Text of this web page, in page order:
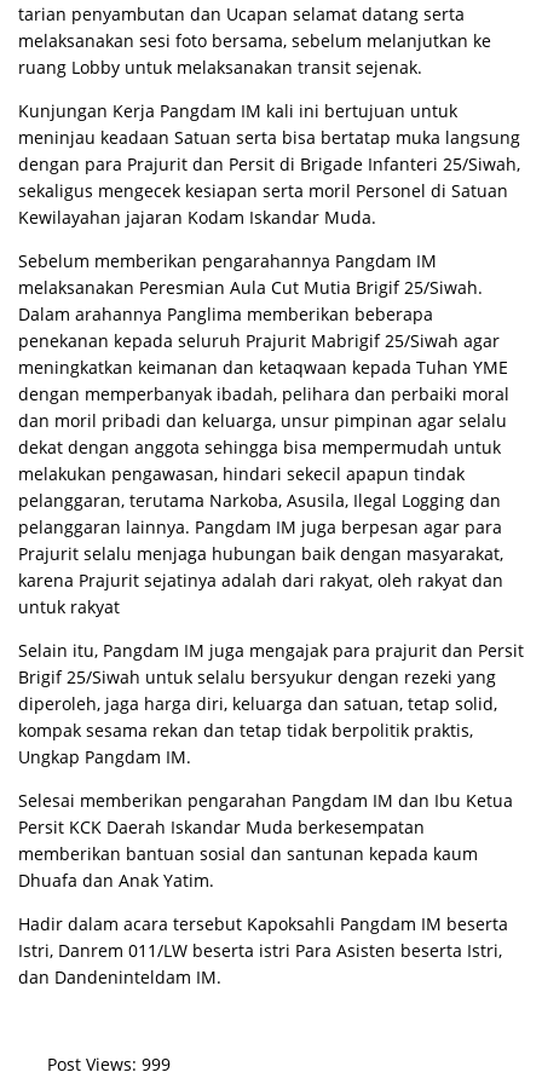
tarian penyambutan dan Ucapan selamat datang serta
melaksanakan sesi foto bersama, sebelum melanjutkan ke
ruang Lobby untuk melaksanakan transit sejenak.
Kunjungan Kerja Pangdam IM kali ini bertujuan untuk
meninjau keadaan Satuan serta bisa bertatap muka langsung
dengan para Prajurit dan Persit di Brigade Infanteri 25/Siwah,
sekaligus mengecek kesiapan serta moril Personel di Satuan
Kewilayahan jajaran Kodam Iskandar Muda.
Sebelum memberikan pengarahannya Pangdam IM
melaksanakan Peresmian Aula Cut Mutia Brigif 25/Siwah.
Dalam arahannya Panglima memberikan beberapa
penekanan kepada seluruh Prajurit Mabrigif 25/Siwah agar
meningkatkan keimanan dan ketaqwaan kepada Tuhan YME
dengan memperbanyak ibadah, pelihara dan perbaiki moral
dan moril pribadi dan keluarga, unsur pimpinan agar selalu
dekat dengan anggota sehingga bisa mempermudah untuk
melakukan pengawasan, hindari sekecil apapun tindak
pelanggaran, terutama Narkoba, Asusila, Ilegal Logging dan
pelanggaran lainnya. Pangdam IM juga berpesan agar para
Prajurit selalu menjaga hubungan baik dengan masyarakat,
karena Prajurit sejatinya adalah dari rakyat, oleh rakyat dan
untuk rakyat
Selain itu, Pangdam IM juga mengajak para prajurit dan Persit
Brigif 25/Siwah untuk selalu bersyukur dengan rezeki yang
diperoleh, jaga harga diri, keluarga dan satuan, tetap solid,
kompak sesama rekan dan tetap tidak berpolitik praktis,
Ungkap Pangdam IM.
Selesai memberikan pengarahan Pangdam IM dan Ibu Ketua
Persit KCK Daerah Iskandar Muda berkesempatan
memberikan bantuan sosial dan santunan kepada kaum
Dhuafa dan Anak Yatim.
Hadir dalam acara tersebut Kapoksahli Pangdam IM beserta
Istri, Danrem 011/LW beserta istri Para Asisten beserta Istri,
dan Dandeninteldam IM.
Post Views: 999